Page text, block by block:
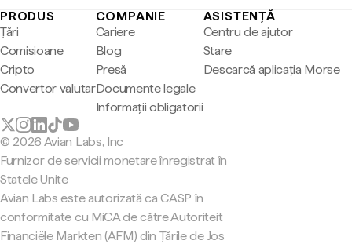
PRODUS
Țări
Comisioane
Cripto
Convertor valutar
COMPANIE
Cariere
Blog
Presă
Documente legale
Informații obligatorii
ASISTENȚĂ
Centru de ajutor
Stare
Descarcă aplicația Morse
© 2026 Avian Labs, Inc
Furnizor de servicii monetare înregistrat în
Statele Unite
Avian Labs este autorizată ca CASP în
conformitate cu MiCA de către Autoriteit
Financiële Markten (AFM) din Țările de Jos